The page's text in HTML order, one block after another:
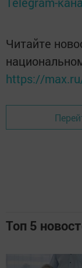
Читайте
https://
Топ 5